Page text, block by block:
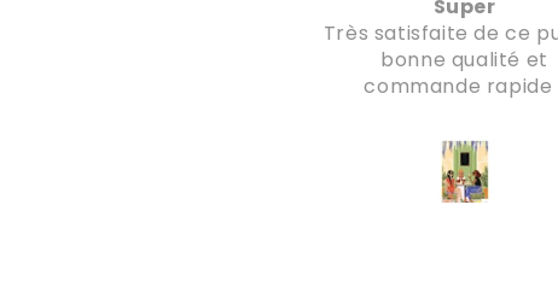
Super
Très satisfaite de ce
bonne qualité et
commande rapide